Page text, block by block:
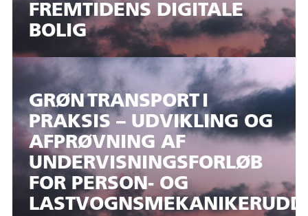
FREMTIDENS DIGITALE
BOLIG
GRØN TRANSPORT I
PRAKSIS – UDVIKLING OG
AFPRØVNING AF
UNDERVISNINGSFORLØB
FOR PERSON- OG